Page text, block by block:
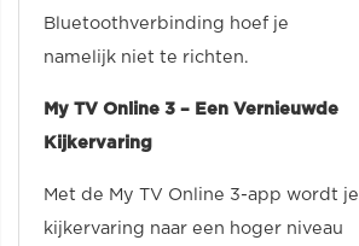
Bluetoothverbinding hoef je
namelijk niet te richten.
My TV Online 3 – Een Vernieuwde
Kijkervaring
Met de My TV Online 3-app wordt je
kijkervaring naar een hoger niveau